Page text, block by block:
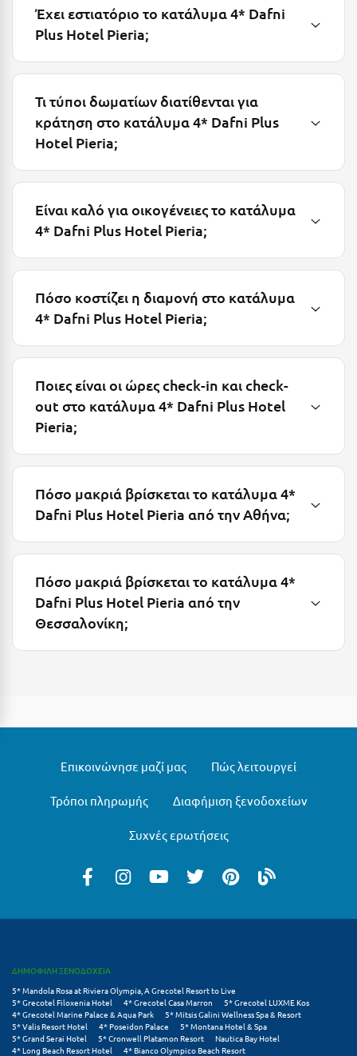
Μυστράς
Μυτιλήνη
Νάξος
Ναύπλιο
Νέοι Πόροι Πιερίας
Ξυλόκαστρο
Ορεινή Ναυπακτία
Παξοί
Παραλία Κατερίνης
Παραλία Λιτοχώρου
Πάτμος
Πιερία
Πλαταμώνας
Πλύτρα Λακωνίας
Έχει εστιατόριο το κατάλυμα 4* Dafni
Plus Hotel Pieria;
Τι τύποι δωματίων διατίθενται για
κράτηση στο κατάλυμα 4* Dafni Plus
Hotel Pieria;
Είναι καλό για οικογένειες το κατάλυμα
4* Dafni Plus Hotel Pieria;
Πόσο κοστίζει η διαμονή στο κατάλυμα
4* Dafni Plus Hotel Pieria;
Ποιες είναι οι ώρες check-in και check-
out στο κατάλυμα 4* Dafni Plus Hotel
Pieria;
Πόσο μακριά βρίσκεται το κατάλυμα 4*
Dafni Plus Hotel Pieria από την Αθήνα;
Πόσο μακριά βρίσκεται το κατάλυμα 4*
Dafni Plus Hotel Pieria από την
Θεσσαλονίκη;
Επικοινώνησε μαζί μας Πώς λειτουργεί
Τρόποι πληρωμής Διαφήμιση ξενοδοχείων
Συχνές ερωτήσεις
ΔΗΜΟΦΙΛΗ ΞΕΝΟΔΟΧΕΙΑ
5* Mandola Rosa at Riviera Olympia, A Grecotel Resort to Live
5* Grecotel Filoxenia Hotel
4* Grecotel Casa Marron
5* Grecotel LUXME Kos
4* Grecotel Marine Palace & Aqua Park
5* Mitsis Galini Wellness Spa & Resort
5* Valis Resort Hotel
4* Poseidon Palace
5* Montana Hotel & Spa
5* Grand Serai Hotel
5* Cronwell Platamon Resort
Nautica Bay Hotel
4* Long Beach Resort Hotel
4* Bianco Olympico Beach Resort